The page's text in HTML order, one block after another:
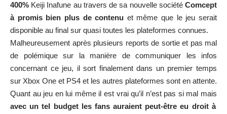
400% Keiji Inafune au travers de sa nouvelle société Comcept
à promis bien plus de contenu et même que le jeu serait
disponible au final sur quasi toutes les plateformes connues.
Malheureusement après plusieurs reports de sortie et pas mal
de polémique sur la manière de communiquer les infos
concernant ce jeu, il sort finalement dans un premier temps
sur Xbox One et PS4 et les autres plateformes sont en attente.
Quant au jeu en lui même il est vrai qu’il n’est pas si mal mais
avec un tel budget les fans auraient peut-être eu droit à